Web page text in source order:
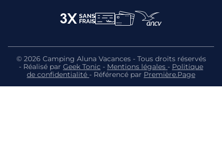
© 2026 Camping Aluna Vacances - Tous droits réservés
- Réalisé par Geek Tonic - Mentions légales - Politique
de confidentialité - Référencé par Première.Page